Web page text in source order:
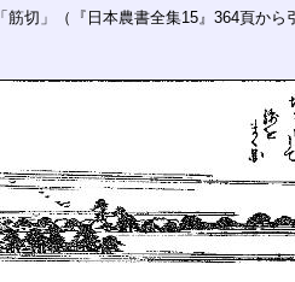
「筋切」（『日本農書全集15』364頁から